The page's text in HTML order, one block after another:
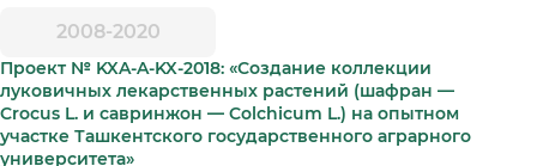
2008-2020
Проект № KXA-A-KX-2018: «Создание коллекции
луковичных лекарственных растений (шафран —
Crocus L. и савринжон — Colchicum L.) на опытном
участке Ташкентского государственного аграрного
университета»